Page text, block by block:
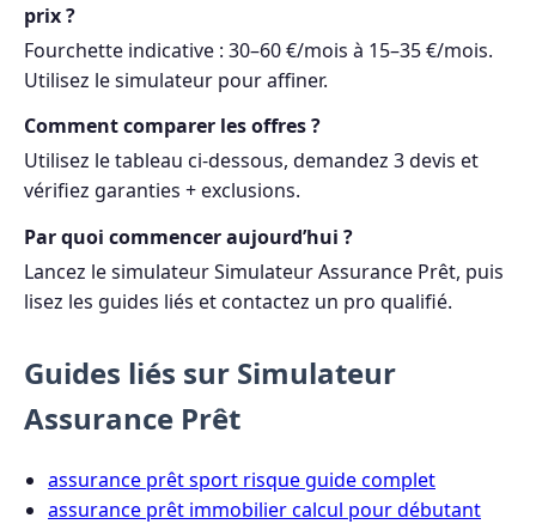
prix ?
Fourchette indicative : 30–60 €/mois à 15–35 €/mois.
Utilisez le simulateur pour affiner.
Comment comparer les offres ?
Utilisez le tableau ci-dessous, demandez 3 devis et
vérifiez garanties + exclusions.
Par quoi commencer aujourd’hui ?
Lancez le simulateur Simulateur Assurance Prêt, puis
lisez les guides liés et contactez un pro qualifié.
Guides liés sur Simulateur
Assurance Prêt
assurance prêt sport risque guide complet
assurance prêt immobilier calcul pour débutant